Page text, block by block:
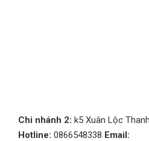
Chi nhánh 2: k5 Xuân Lộc
Hotline: 0866548338 Email: